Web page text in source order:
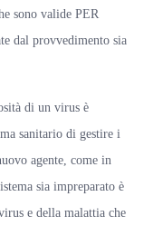
sono valide PER
dal provvedimento sia
di un virus è
sanitario di gestire i
agente, come in
sia impreparato è
e della malattia che